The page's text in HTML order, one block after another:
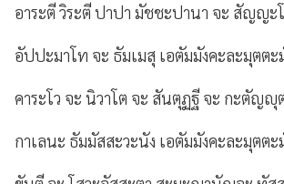
อาระตี วิระตี ปาปา มัชชะปานา จะ สัญญะ
อัปปะมาโท จะ ธัมเมสุ เอตัมมังคะละมุตตะ
คาระโว จะ นิวาโต จะ สันตุฏฐี จะ กะตัญญุ
กาเลนะ ธัมมัสสะวะนัง เอตัมมังคะละมุตตะ